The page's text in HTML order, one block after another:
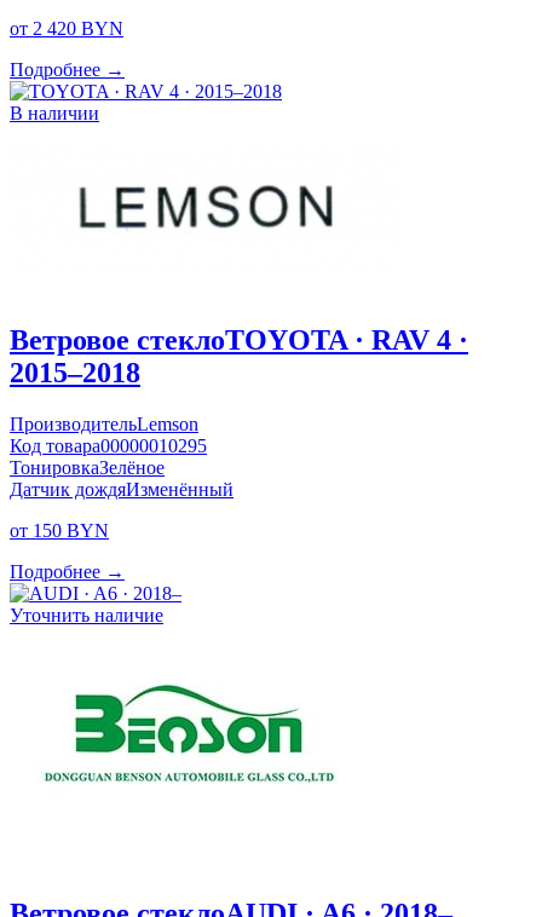
от 2 420 BYN
Подробнее →
В наличии
Ветровое стеклоTOYOTA · RAV 4 ·
2015–2018
ПроизводительLemson
Код товара00000010295
ТонировкаЗелёное
Датчик дождяИзменённый
от 150 BYN
Подробнее →
Уточнить наличие